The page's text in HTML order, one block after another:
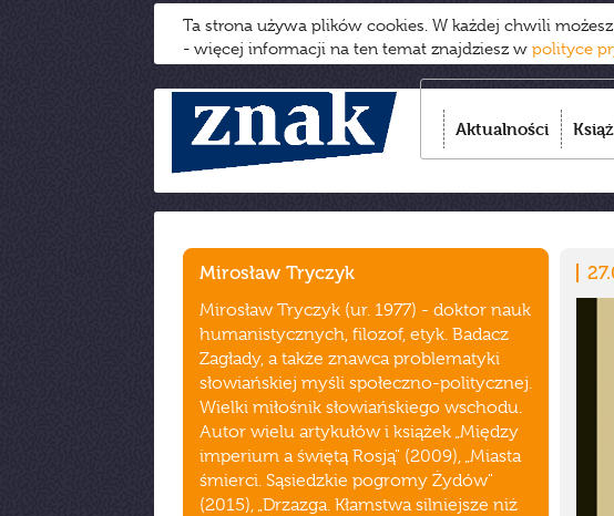
Ta strona używa plików cookies. W każdej chwili
- więcej informacji na ten temat znajdziesz w polityce
Aktualności
Mirosław Tryczyk
Mirosław Tryczyk (ur. 1977) - doktor nauk
humanistycznych, filozof, etyk. Badacz
Zagłady, a także znawca problematyki
słowiańskiej myśli społeczno-politycznej.
Wielki miłośnik słowiańskiego wschodu.
Autor wielu artykułów i książek „Między
imperium a świętą Rosją" (2009), „Miasta
śmierci. Sąsiedzkie pogromy Żydów"
(2015), „Drzazga. Kłamstwa silniejsze niż